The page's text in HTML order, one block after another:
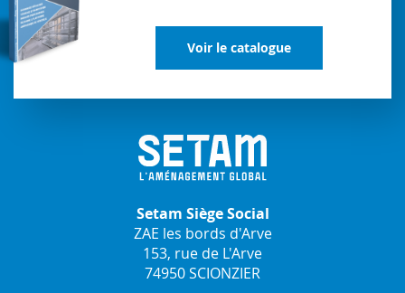
Voir le catalogue
Setam Siège Social
ZAE les bords d'Arve
153, rue de L'Arve
74950 SCIONZIER